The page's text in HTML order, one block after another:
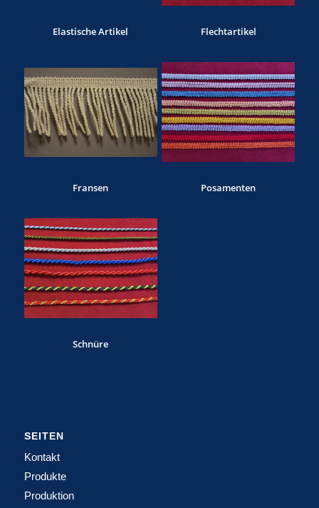
Elastische Artikel Flechtartikel
Fransen Posamenten
Schnüre
SEITEN
Kontakt
Produkte
Produktion